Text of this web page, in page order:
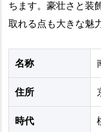
ちます。豪壮さと装
取れる点も大きな魅
名称
住所
時代